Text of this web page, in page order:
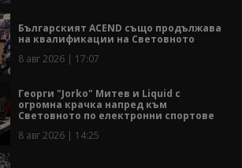
Българският ACEND също продължава
на квалификации на Световното
8 авг 2026 | 17:07
Георги "Jorko" Митев и Liquid с
огромна крачка напред към
Световното по електронни спортове
8 авг 2026 | 14:25